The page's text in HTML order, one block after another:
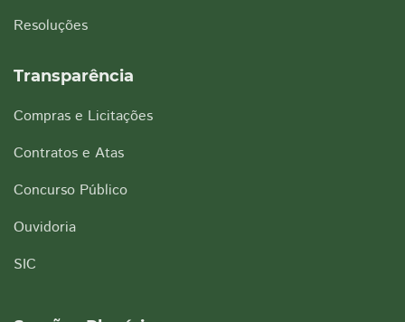
Resoluções
Transparência
Compras e Licitações
Contratos e Atas
Concurso Público
Ouvidoria
SIC